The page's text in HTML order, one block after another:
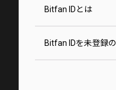
Bitfan IDとは
Bitfan IDを未登録